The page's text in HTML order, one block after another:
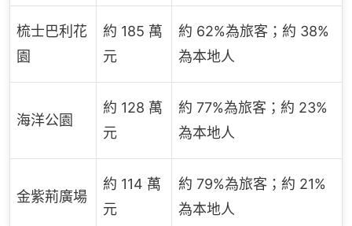
梳士巴利花
園
約 185 萬
元
約 62%為旅客；約 38%
為本地人
海洋公園
約 128 萬
元
約 77%為旅客；約 23%
為本地人
金紫荊廣場
約 114 萬
元
約 79%為旅客；約 21%
為本地人